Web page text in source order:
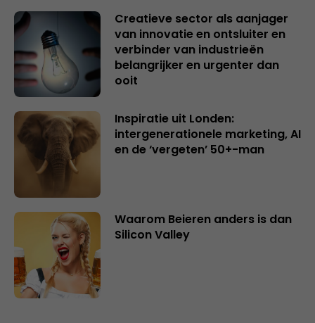
Creatieve sector als aanjager
van innovatie en ontsluiter en
verbinder van industrieën
belangrijker en urgenter dan
ooit
Inspiratie uit Londen:
intergenerationele marketing, AI
en de ‘vergeten’ 50+-man
Waarom Beieren anders is dan
Silicon Valley